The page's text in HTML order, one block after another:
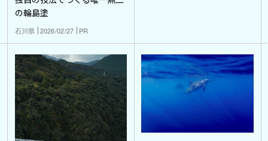
の輪島塗
石川県 2026/02/27 PR